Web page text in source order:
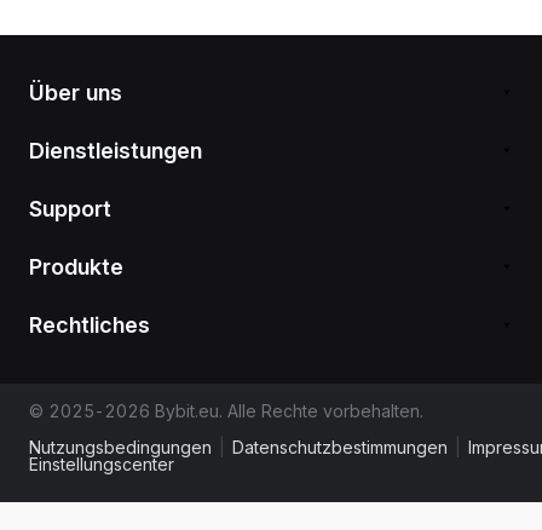
Über uns
Dienstleistungen
Support
Produkte
Rechtliches
© 2025-2026 Bybit.eu. Alle Rechte vorbehalten.
Nutzungsbedingungen
Datenschutzbestimmungen
Einstellungscenter